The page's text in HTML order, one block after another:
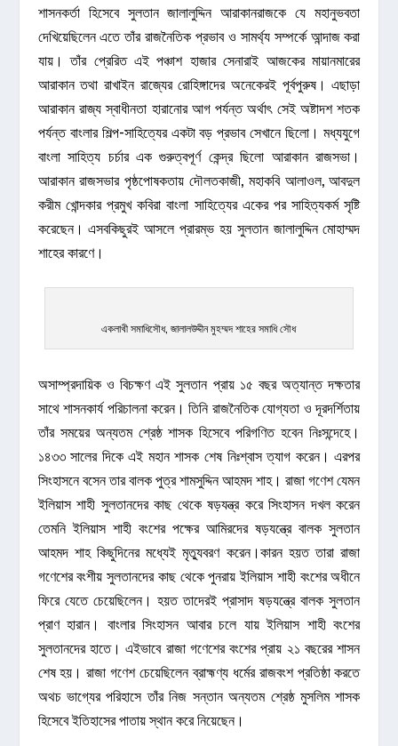
শাসনকর্তা হিসেবে সুলতান জালালুদ্দিন আরাকানরাজকে যে মহানুভবতা
দেখিয়েছিলেন এতে তাঁর রাজনৈতিক প্রভাব ও সামর্থ্য সম্পর্কে আন্দাজ করা
যায়। তাঁর প্রেরিত এই পঞ্চাশ হাজার সেনারাই আজকের মায়ানমারের
আরাকান তথা রাখাইন রাজ্যের রোহিঙ্গাদের অনেকেরই পূর্বপুরুষ। এছাড়া
আরাকান রাজ্য স্বাধীনতা হারানোর আগ পর্যন্ত অর্থাৎ সেই অষ্টাদশ শতক
পর্যন্ত বাংলার শিল্প-সাহিত্যের একটা বড় প্রভাব সেখানে ছিলো। মধ্যযুগে
বাংলা সাহিত্য চর্চার এক গুরুত্বপূর্ণ কেন্দ্র ছিলো আরাকান রাজসভা।
আরাকান রাজসভার পৃষ্ঠপোষকতায় দৌলতকাজী, মহাকবি আলাওল, আবদুল
করীম খোন্দকার প্রমুখ কবিরা বাংলা সাহিত্যের একের পর সাহিত্যকর্ম সৃষ্টি
করেছেন। এসবকিছুরই আসলে প্রারম্ভ হয় সুলতান জালালুদ্দিন মোহাম্মদ
শাহের কারণে।
একলাখী সমাধিসৌধ, জালালউদ্দীন মুহম্মদ শাহের সমাধি সৌধ
অসাম্প্রদায়িক ও বিচক্ষণ এই সুলতান প্রায় ১৫ বছর অত্যান্ত দক্ষতার
সাথে শাসনকার্য পরিচালনা করেন। তিনি রাজনৈতিক যোগ্যতা ও দূরদর্শিতায়
তাঁর সময়ের অন্যতম শ্রেষ্ঠ শাসক হিসেবে পরিগণিত হবেন নিঃসন্দেহে।
১৪৩৩ সালের দিকে এই মহান শাসক শেষ নিঃশ্বাস ত্যাগ করেন। এরপর
সিংহাসনে বসেন তার বালক পুত্র শামসুদ্দিন আহমদ শাহ। রাজা গণেশ যেমন
ইলিয়াস শাহী সুলতানদের কাছ থেকে ষড়যন্ত্র করে সিংহাসন দখল করেন
তেমনি ইলিয়াস শাহী বংশের পক্ষের আমিরদের ষড়যন্ত্রে বালক সুলতান
আহমদ শাহ কিছুদিনের মধ্যেই মৃত্যুবরণ করেন।কারন হয়ত তারা রাজা
গণেশের বংশীয় সুলতানদের কাছ থেকে পুনরায় ইলিয়াস শাহী বংশের অধীনে
ফিরে যেতে চেয়েছিলেন। হয়ত তাদেরই প্রাসাদ ষড়যন্ত্রে বালক সুলতান
প্রাণ হারান। বাংলার সিংহাসন আবার চলে যায় ইলিয়াস শাহী বংশের
সুলতানদের হাতে। এইভাবে রাজা গণেশের বংশের প্রায় ২১ বছরের শাসন
শেষ হয়। রাজা গণেশ চেয়েছিলেন ব্রাহ্মণ্য ধর্মের রাজবংশ প্রতিষ্ঠা করতে
অথচ ভাগ্যের পরিহাসে তাঁর নিজ সন্তান অন্যতম শ্রেষ্ঠ মুসলিম শাসক
হিসেবে ইতিহাসের পাতায় স্থান করে নিয়েছেন।